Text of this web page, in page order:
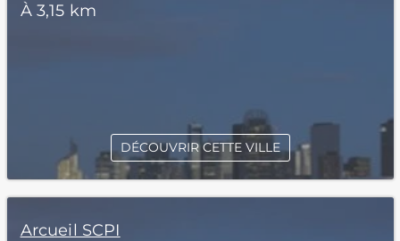
À 3,15 km
DÉCOUVRIR CETTE VILLE
Arcueil SCPI